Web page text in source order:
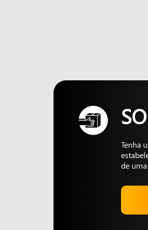
Tenha
de